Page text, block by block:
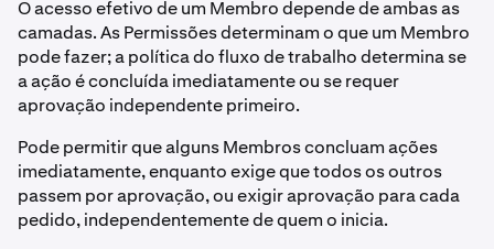
O acesso efetivo de um Membro depende de ambas as
camadas. As Permissões determinam o que um Membro
pode fazer; a política do fluxo de trabalho determina se
a ação é concluída imediatamente ou se requer
aprovação independente primeiro.
Pode permitir que alguns Membros concluam ações
imediatamente, enquanto exige que todos os outros
passem por aprovação, ou exigir aprovação para cada
pedido, independentemente de quem o inicia.